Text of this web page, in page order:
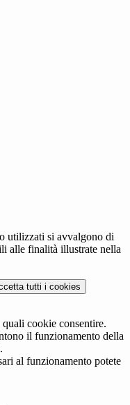
utilizzati si avvalgono di
alle finalità illustrate nella
tutti i cookies
quali cookie consentire.
il funzionamento della
al funzionamento potete